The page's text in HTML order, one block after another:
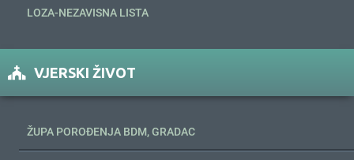
LOZA-NEZAVISNA LISTA
VJERSKI ŽIVOT
ŽUPA POROĐENJA BDM, GRADAC